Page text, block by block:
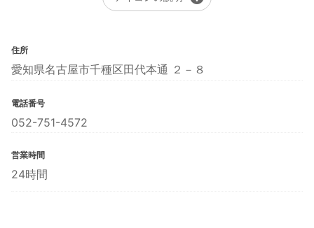
住所
愛知県名古屋市千種区田代本通 ２－８
電話番号
052-751-4572
営業時間
24時間